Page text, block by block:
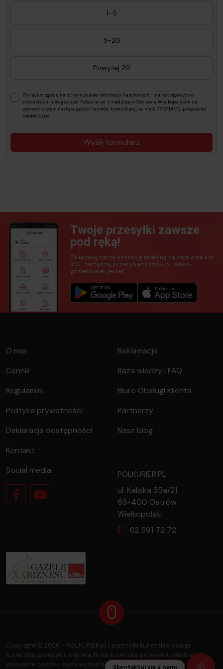
1-5
5-20
Powyżej 20
Wyrażam zgodę na otrzymywanie informacji handlowych i marketingowych o
produktach i usługach od Polkurier.pl z siedzibą w Ostrowie Wielkopolskim za
pośrednictwem następujących kanałów komunikacji: e-mail, SMS/MMS, połączenia
telefoniczne.
Wyślij formularz
Skontaktuj się z nami
Twoje przesyłki zawsze
pod ręką!
Zainstaluj naszą aplikację mobilną na Androida lub
iOS i zarządzaj przesyłkami szybko i łatwo -
gdziekolwiek jesteś.
O nas
Cennik
Regulamin
Polityka prywatności
Deklaracja dostępności
Kontakt
Reklamacje
Baza wiedzy | FAQ
Biuro Obsługi Klienta
Partnerzy
Nasz blog
Social media
POLKURIER.PL
ul. Kaliska 35a/21
63-400 Ostrów
Wielkopolski
62 591 72 72
Copyright © 2026 - POLKURIER.pl / przesyłki kurierskie, usługi
kurierskie, przesyłka krajowa, firma kurierska, przesyłka paletowa,
wysyłanie paczek, cena wysłania paczki